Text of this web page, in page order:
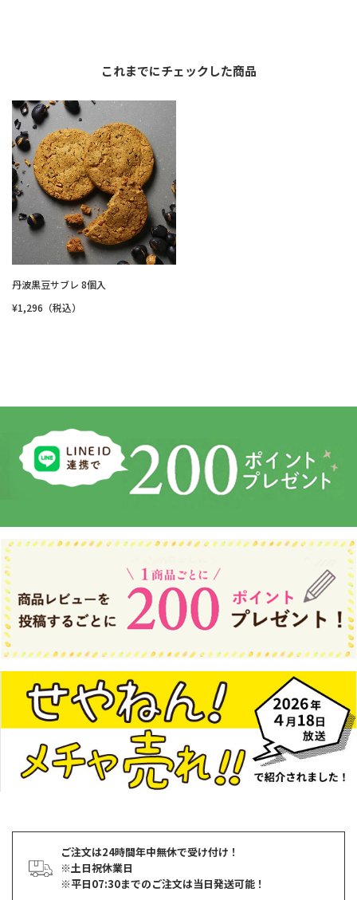
これまでにチェックした商品
丹波黒豆サブレ 8個入
¥1,296（税込）
ご注文は24時間年中無休で受け付け！
※土日祝休業日
※平日07:30までのご注文は当日発送可能！